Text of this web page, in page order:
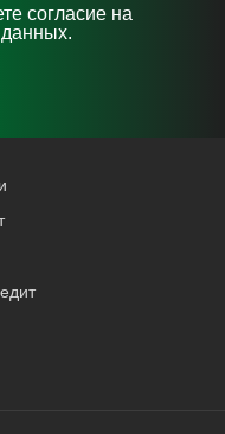
согласие на